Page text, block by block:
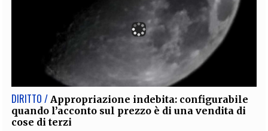
DIRITTO / Appropriazione indebita: configurabile
quando l’acconto sul prezzo è di una vendita di
cose di terzi